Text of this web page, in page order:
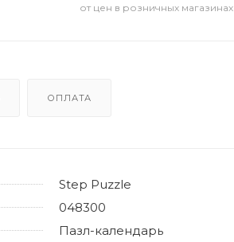
от цен в розничных магазинах
ОПЛАТА
Step Puzzle
048300
Пазл-календарь